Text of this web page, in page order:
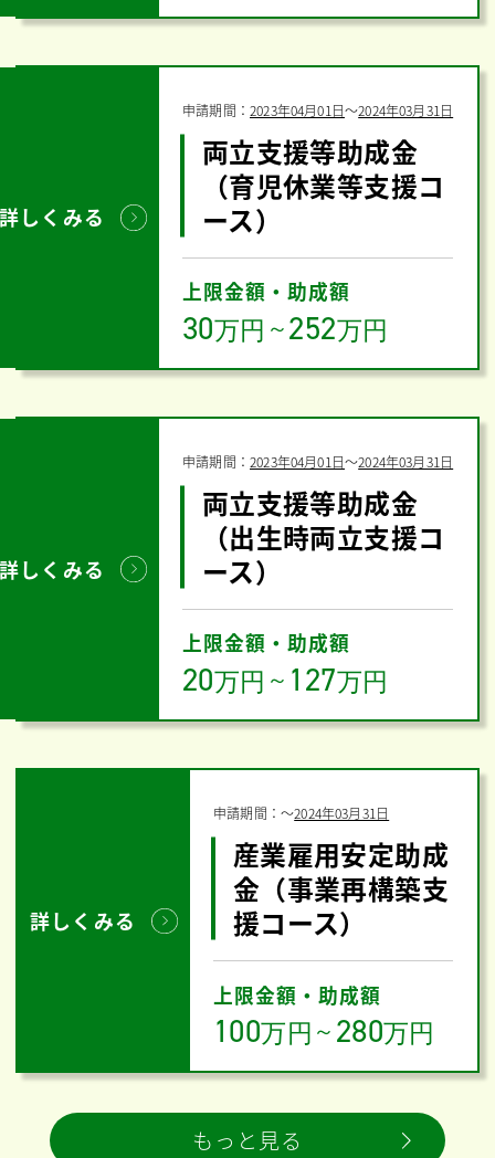
詳しくみる
申請期間：2023年04月01日〜2024年03月31日
両立支援等助成金
（育児休業等支援コ
ース）
上限金額・助成額
30万円 ～252万円
詳しくみる
申請期間：2023年04月01日〜2024年03月31日
両立支援等助成金
（出生時両立支援コ
ース）
上限金額・助成額
20万円 ～ 127万円
詳しくみる
申請期間：〜2024年03月31日
産業雇用安定助成
金（事業再構築支
援コース）
上限金額・助成額
100万円 ～ 280万円
もっと見る